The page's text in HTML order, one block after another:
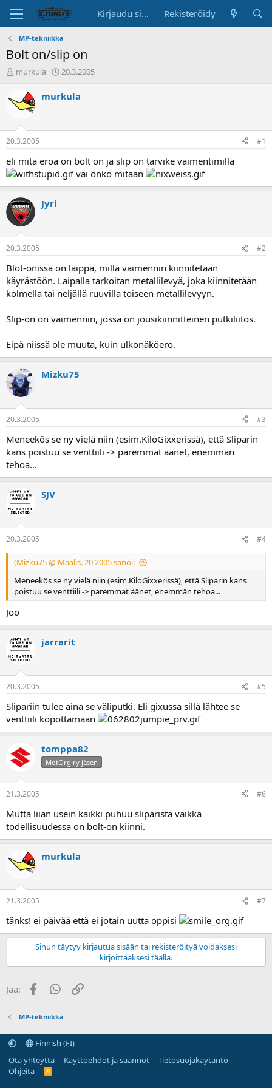
Kirjaudu sisään Rekisteröidy
MP-tekniikka
Bolt on/slip on
K
k
s
t
e
u
n
l
o
i
t
t
a
j
a
murkula
A
o
p
ä
v
20.3.2005
murkula
20.3.2005 #1
eli mitä eroa on bolt on ja slip on tarvike vaimentimilla
vai onko mitään
Jyri
20.3.2005 #2
Blot-onissa on laippa, millä vaimennin kiinnitetään
käyrästöön. Laipalla tarkoitan metallilevyä, joka kiinnitetään
kolmella tai neljällä ruuvilla toiseen metallilevyyn.
Slip-on on vaimennin, jossa on jousikiinnitteinen putkiliitos.
Eipä niissä ole muuta, kuin ulkonäköero.
Mizku75
20.3.2005 #3
Meneekös se ny vielä niin (esim.KiloGixxerissä), että Sliparin
kans poistuu se venttiili -> paremmat äänet, enemmän
tehoa...
SJV
20.3.2005 #4
(Mizku75 @ Maalis. 20 2005 sanoi:
Meneekös se ny vielä niin (esim.KiloGixxerissä), että Sliparin kans
poistuu se venttiili -> paremmat äänet, enemmän tehoa...
Joo
jarrarit
20.3.2005 #5
Slipariin tulee aina se väliputki. Eli gixussa sillä lähtee se
venttiili kopottamaan
tomppa82
MotOrg ry jäsen
21.3.2005 #6
Mutta liian usein kaikki puhuu sliparista vaikka
todellisuudessa on bolt-on kiinni.
murkula
21.3.2005 #7
tänks! ei päivää että ei jotain uutta oppisi
Sinun täytyy kirjautua sisään tai rekisteröityä voidaksesi
kirjoittaaksesi täällä.
Jaa: FacebookWhatsApp
Linkki
MP-tekniikka
Finnish (FI)
Ota yhteyttä
Käyttöehdot ja säännöt
Tietosuojakäytäntö
Ohjeita
R